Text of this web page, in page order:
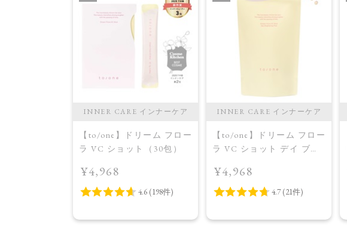
INNER CARE インナーケア
【to/one】ドリーム フロー
ラ VC ショット（30包）
¥4,968
INNER CARE インナーケア
【to/one】ドリーム フロー
ラ VC ショット デイ ブラ
品＞
¥4,968